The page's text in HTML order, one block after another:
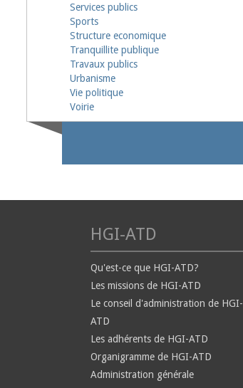
Services publics
Sports
Structure economique
Tranquillite publique
Travaux publics
Urbanisme
Vie politique
Voirie
HGI-ATD
Qu'est-ce que HGI-ATD?
Les missions de HGI-ATD
Le conseil d'administration de HGI-
ATD
Les adhérents de HGI-ATD
Organigramme de HGI-ATD
Administration générale